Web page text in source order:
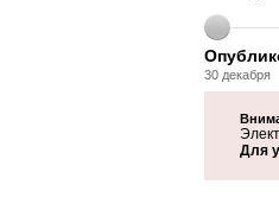
30 декабря
Для